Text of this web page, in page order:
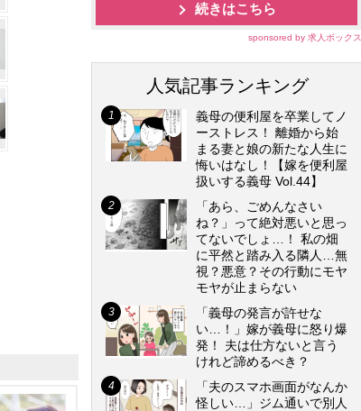
続きはこちら
sponsored by 求人ボックス
人気記事ランキング
義母の便利屋を卒業してノ
ーストレス！ 離婚から始
まる妻と娘の新たな人生に
悔いはなし！【嫁を便利屋
扱いする義母 Vol.44】
「あら、ごめんなさい
ね？」って絶対悪いと思っ
てないでしょ…！ 私の畑
に平然と踏み入る隣人…無
視？悪意？その行動にモヤ
モヤが止まらない
「義母の発言が許せな
い…！」嫁が義母に怒り爆
発！ 夫は仕方ないと言う
けれど諦めるべき？
「夫のスマホ画面がなんか
怪しい…」ジム通いで別人